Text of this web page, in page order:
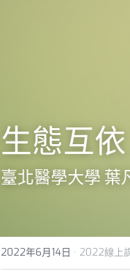
生態互
臺北醫學大學 葉
2022年6月14日 · 2022線上